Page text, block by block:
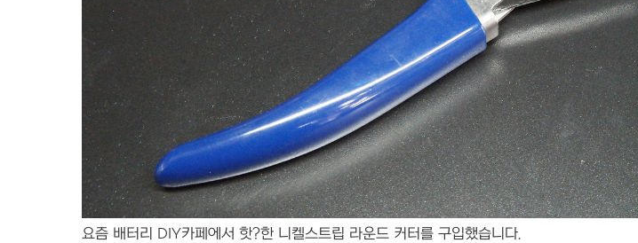
요즘 배터리 DIY카페에서 핫?한 니켈스트립 라운드 커터를 구입했습니다.